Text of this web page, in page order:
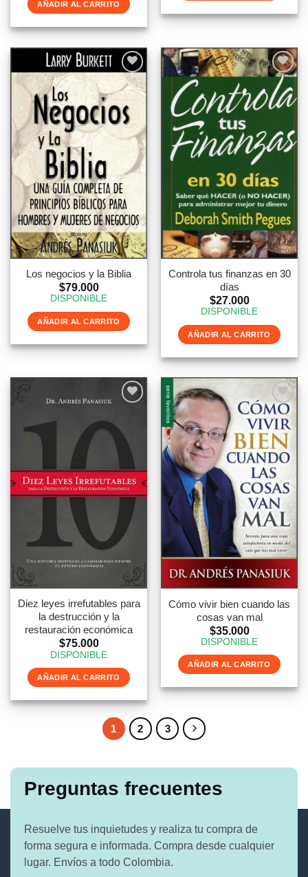
AÑADIR AL CARRITO
Los negocios y la Biblia
$79.000
DISPONIBLE
AÑADIR AL CARRITO
Controla tus finanzas en 30
días
$27.000
DISPONIBLE
AÑADIR AL CARRITO
Diez leyes irrefutables para
la destrucción y la
restauración económica
$75.000
DISPONIBLE
AÑADIR AL CARRITO
Cómo vivir bien cuando las
cosas van mal
$35.000
DISPONIBLE
AÑADIR AL CARRITO
1 2 3
Preguntas frecuentes
Resuelve tus inquietudes y realiza tu compra de
forma segura e informada. Compra desde cualquier
lugar. Envíos a todo Colombia.